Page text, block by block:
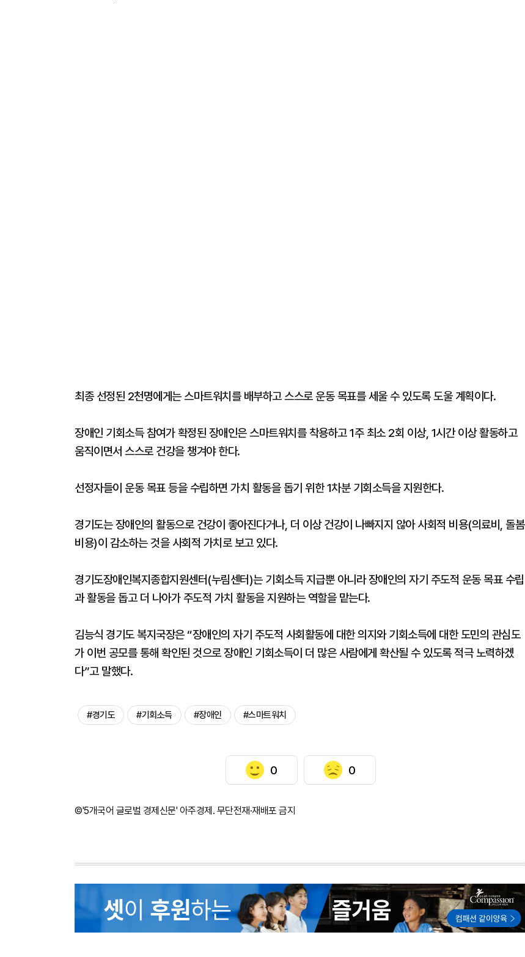
최종 선정된 2천명에게는 스마트워치를 배부하고 스스로 운동 목표를 세울 수 있도록 도울 계획이다.
장애인 기회소득 참여가 확정된 장애인은 스마트워치를 착용하고 1주 최소 2회 이상, 1시간 이상 활동하고
움직이면서 스스로 건강을 챙겨야 한다.
선정자들이 운동 목표 등을 수립하면 가치 활동을 돕기 위한 1차분 기회소득을 지원한다.
경기도는 장애인의 활동으로 건강이 좋아진다거나, 더 이상 건강이 나빠지지 않아 사회적 비용(의료비, 돌봄
비용)이 감소하는 것을 사회적 가치로 보고 있다.
경기도장애인복지종합지원센터(누림센터)는 기회소득 지급뿐 아니라 장애인의 자기 주도적 운동 목표 수립
과 활동을 돕고 더 나아가 주도적 가치 활동을 지원하는 역할을 맡는다.
김능식 경기도 복지국장은 “장애인의 자기 주도적 사회활동에 대한 의지와 기회소득에 대한 도민의 관심도
가 이번 공모를 통해 확인된 것으로 장애인 기회소득이 더 많은 사람에게 확산될 수 있도록 적극 노력하겠
다”고 말했다.
#경기도 #기회소득 #장애인 #스마트워치
0 0
©'5개국어 글로벌 경제신문' 아주경제. 무단전재·재배포 금지